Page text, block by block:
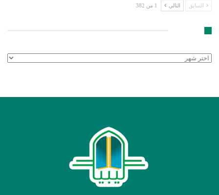
السابق التالي 1 من 382
الأرشيف